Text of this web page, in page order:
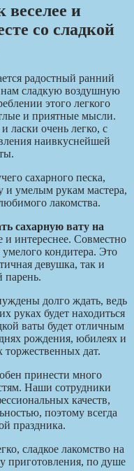
веселее и
со сладкой
радостный ранний
нам сладкую воздушную
этого легкого
и приятные мысли.
ласки очень легко, с
наивкуснейшей
сахарного песка,
и умелым рукам мастера,
лакомства.
сахарную вату на
интереснее. Совместно
кондитера. Это
девушка, так и
парень.
долго ждать, ведь
руках будет находиться
ваты будет отличным
рождения, юбилеях и
торжественных дат.
принести много
Наши сотрудники
качеств,
поэтому всегда
праздника.
сладкое лакомство на
приготовления, по душе